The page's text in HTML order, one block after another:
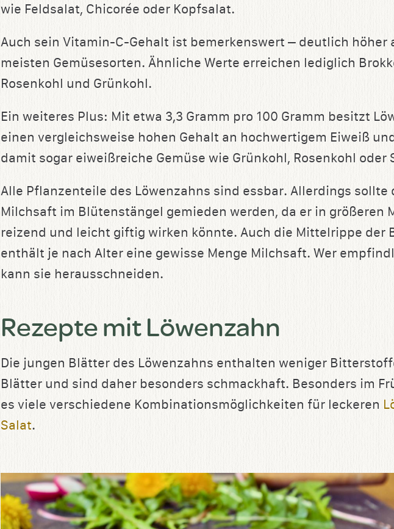
wie Feldsalat, Chicorée oder Kopfsalat.
Auch sein Vitamin-C-Gehalt ist bemerkenswert – deutlich höher
meisten Gemüsesorten. Ähnliche Werte erreichen lediglich
Rosenkohl und Grünkohl.
Ein weiteres Plus: Mit etwa 3,3 Gramm pro 100 Gramm besitzt
einen vergleichsweise hohen Gehalt an hochwertigem Eiweiß
damit sogar eiweißreiche Gemüse wie Grünkohl, Rosenkohl oder
Alle Pflanzenteile des Löwenzahns sind essbar. Allerdings sollte
Milchsaft im Blütenstängel gemieden werden, da er in größeren
reizend und leicht giftig wirken könnte. Auch die Mittelrippe der
enthält je nach Alter eine gewisse Menge Milchsaft. Wer
kann sie herausschneiden.
Rezepte mit Löwenzahn
Die jungen Blätter des Löwenzahns enthalten weniger
Blätter und sind daher besonders schmackhaft. Besonders im
es viele verschiedene Kombinationsmöglichkeiten für leckeren
Salat.